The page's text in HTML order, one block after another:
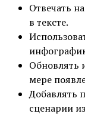
Отвечать
в тексте.
Обновлять
мере
Добавлять
сценарии